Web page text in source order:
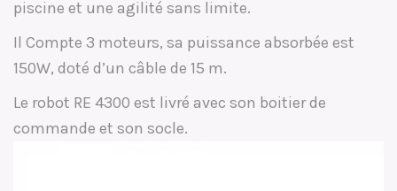
piscine et une agilité sans limite.
Il Compte 3 moteurs, sa puissance absorbée est
150W, doté d’un câble de 15 m.
Le robot RE 4300 est livré avec son boitier de
commande et son socle.